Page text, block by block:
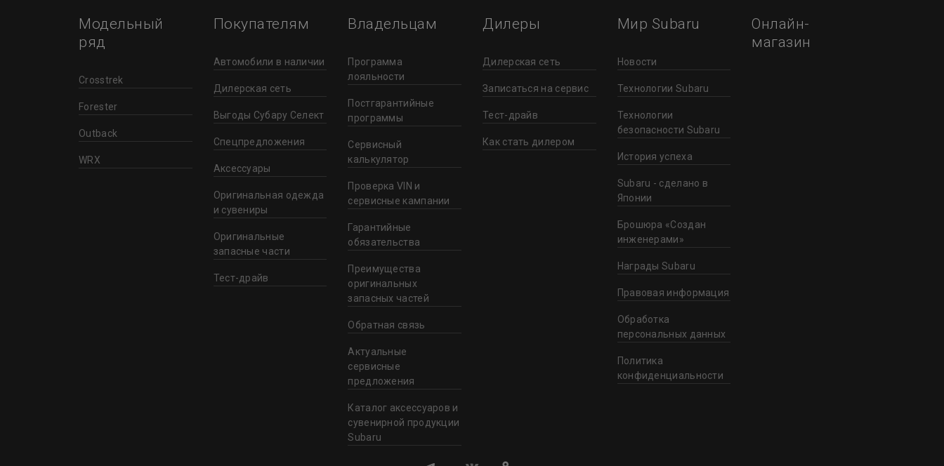
Модельный
ряд
Crosstrek
Forester
Outback
WRX
Покупателям
Автомобили в наличии
Дилерская сеть
Выгоды Субару Селект
Спецпредложения
Аксессуары
Оригинальная одежда
и сувениры
Оригинальные
запасные части
Тест-драйв
Владельцам
Программа
лояльности
Постгарантийные
программы
Сервисный
калькулятор
Проверка VIN и
сервисные кампании
Гарантийные
обязательства
Преимущества
оригинальных
запасных частей
Обратная связь
Актуальные
сервисные
предложения
Каталог аксессуаров и
сувенирной продукции
Subaru
Дилеры
Дилерская сеть
Записаться на сервис
Тест-драйв
Как стать дилером
Мир Subaru
Новости
Технологии Subaru
Технологии
безопасности Subaru
История успеха
Subaru - сделано в
Японии
Брошюра «Создан
инженерами»
Награды Subaru
Правовая информация
Обработка
персональных данных
Политика
конфиденциальности
Онлайн-
магазин